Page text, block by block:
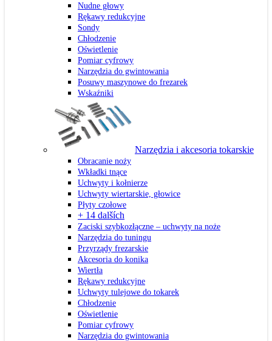
Nudne głowy
Rękawy redukcyjne
Sondy
Chłodzenie
Oświetlenie
Pomiar cyfrowy
Narzędzia do gwintowania
Posuwy maszynowe do frezarek
Wskaźniki
Narzędzia i akcesoria tokarskie
Obracanie noży
Wkładki tnące
Uchwyty i kołnierze
Uchwyty wiertarskie, głowice
Płyty czołowe
+ 14 dalších
Zaciski szybkozłączne – uchwyty na noże
Narzędzia do tuningu
Przyrządy frezarskie
Akcesoria do konika
Wiertła
Rękawy redukcyjne
Uchwyty tulejowe do tokarek
Chłodzenie
Oświetlenie
Pomiar cyfrowy
Narzędzia do gwintowania